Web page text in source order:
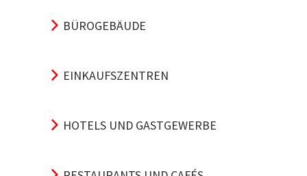
BÜROGEBÄUDE
EINKAUFSZENTREN
HOTELS UND GASTGEWERBE